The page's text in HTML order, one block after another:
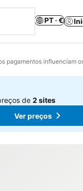
PT · €
pagamentos influenciam
de2 sites
Ver preços